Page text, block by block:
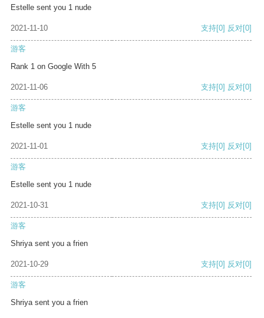
Estelle sent you 1 nude
2021-11-10 支持[0] 反对[0]
游客
Rank 1 on Google With 5
2021-11-06 支持[0] 反对[0]
游客
Estelle sent you 1 nude
2021-11-01 支持[0] 反对[0]
游客
Estelle sent you 1 nude
2021-10-31 支持[0] 反对[0]
游客
Shriya sent you a frien
2021-10-29 支持[0] 反对[0]
游客
Shriya sent you a frien